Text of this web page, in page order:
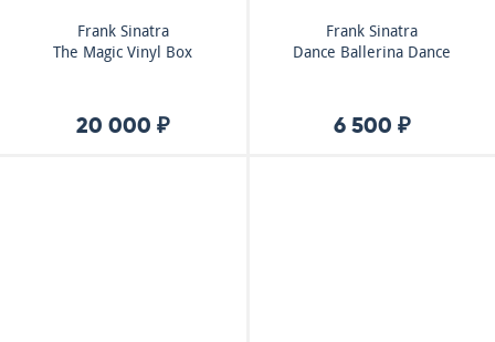
Frank Sinatra
The Magic Vinyl Box
20 000 ₽
Frank Sinatra
Dance Ballerina Dance
6 500 ₽